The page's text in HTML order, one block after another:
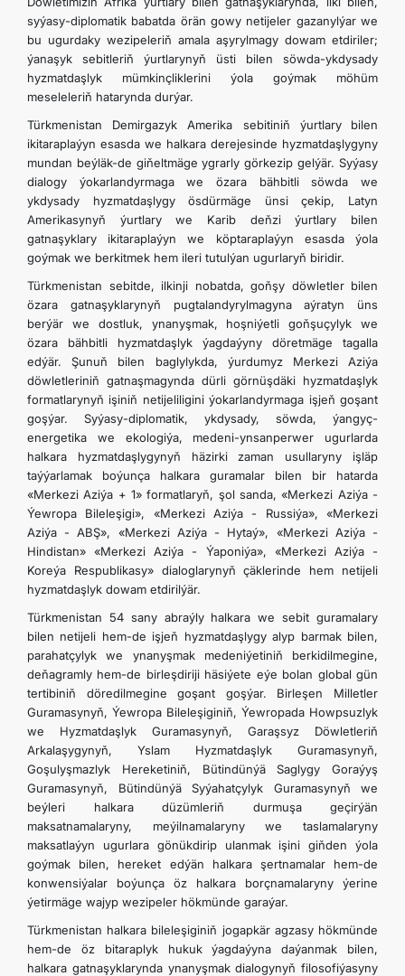
syýasy-diplomatik babatda örän gowy netijeler gazanylýar we
bu ugurdaky wezipeleriň amala aşyrylmagy dowam etdiriler;
ýanaşyk sebitleriň ýurtlarynyň üsti bilen söwda-ykdysady
hyzmatdaşlyk mümkinçliklerini ýola goýmak möhüm
meseleleriň hatarynda durýar.
Türkmenistan Demirgazyk Amerika sebitiniň ýurtlary
bilen
ikitaraplaýyn esasda we halkara derejesinde hyzmatdaşlygyny
mundan beýläk-de giňeltmäge ygrarly görkezip gelýär. Syýasy
dialogy ýokarlandyrmaga we özara bähbitli söwda we
ykdysady hyzmatdaşlygy ösdürmäge ünsi çekip, Latyn
Amerikasynyň ýurtlary we Karib deňzi ýurtlary bilen
gatnaşyklary ikitaraplaýyn we köptaraplaýyn esasda ýola
goýmak we berkitmek hem ileri tutulýan ugurlaryň biridir.
Türkmenistan sebitde, ilkinji nobatda, goňşy döwletler bilen
özara gatnaşyklarynyň pugtalandyrylmagyna aýratyn üns
berýär we dostluk, ynanyşmak, hoşniýetli goňşuçylyk we
özara bähbitli hyzmatdaşlyk ýagdaýyny döretmäge tagalla
edýär. Şunuň bilen baglylykda, ýurdumyz Merkezi Aziýa
döwletleriniň gatnaşmagynda dürli görnüşdäki hyzmatdaşlyk
formatlarynyň işiniň netijeliligini ýokarlandyrmaga işjeň goşant
goşýar. Syýasy-diplomatik, ykdysady, söwda, ýangyç-
energetika we ekologiýa, medeni-ynsanperwer ugurlarda
halkara hyzmatdaşlygynyň häzirki zaman usullaryny işläp
taýýarlamak boýunça halkara guramalar bilen bir hatarda
«Merkezi Aziýa + 1» formatlaryň, şol sanda, «Merkezi Aziýa -
Ýewropa Bileleşigi», «Merkezi Aziýa - Russiýa», «Merkezi
Aziýa - ABŞ», «Merkezi Aziýa - Hytaý», «Merkezi Aziýa -
Hindistan» «Merkezi Aziýa - Ýaponiýa», «Merkezi Aziýa -
Koreýa Respublikasy» dialoglarynyň çäklerinde hem netijeli
hyzmatdaşlyk dowam etdirilýär.
Türkmenistan 54 sany abraýly halkara we sebit guramalary
bilen netijeli hem-de işjeň hyzmatdaşlygy alyp barmak bilen,
parahatçylyk we ynanyşmak medeniýetiniň berkidilmegine,
deňagramly hem-de birleşdiriji häsiýete eýe bolan global gün
tertibiniň döredilmegine goşant goşýar. Birleşen Milletler
Guramasynyň, Ýewropa Bileleşiginiň, Ýewropada Howpsuzlyk
we Hyzmatdaşlyk Guramasynyň, Garaşsyz Döwletleriň
Arkalaşygynyň, Yslam Hyzmatdaşlyk Guramasynyň,
Goşulyşmazlyk Hereketiniň, Bütindünýä Saglygy Goraýyş
Guramasynyň, Bütindünýä Syýahatçylyk Guramasynyň we
beýleri halkara düzümleriň durmuşa geçirýän
maksatnamalaryny, meýilnamalaryny we taslamalaryny
maksatlaýyn ugurlara gönükdirip ulanmak işini giňden ýola
goýmak bilen, hereket edýän halkara şertnamalar hem-de
konwensiýalar boýunça öz halkara borçnamalaryny ýerine
ýetirmäge wajyp wezipeler hökmünde garaýar.
Türkmenistan halkara bileleşiginiň jogapkär agzasy hökmünde
hem-de öz bitaraplyk hukuk ýagdaýyna daýanmak bilen,
halkara gatnaşyklarynda ynanyşmak dialogynyň filosofiýasyny